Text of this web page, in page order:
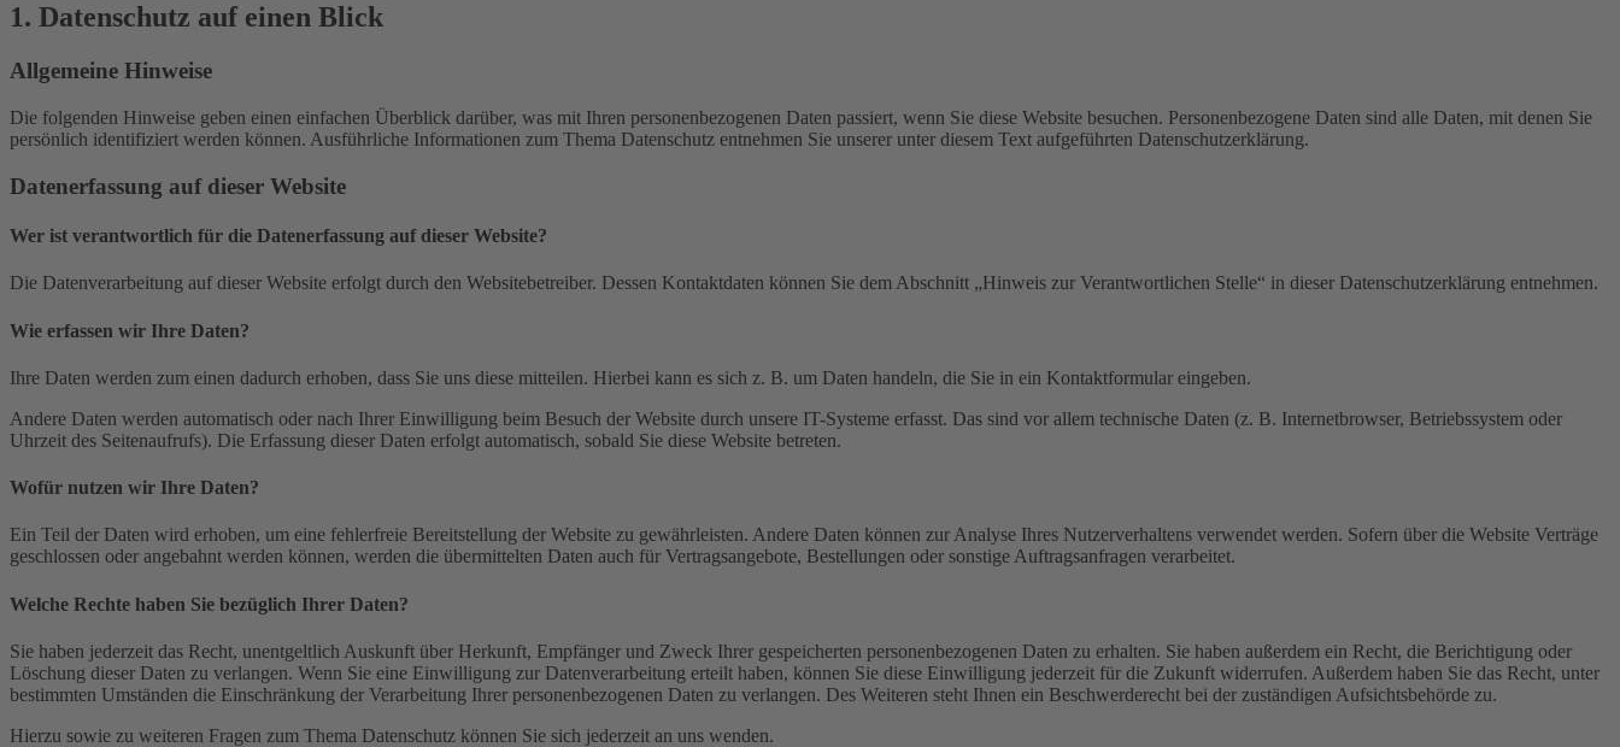
1. Datenschutz auf einen Blick
Allgemeine Hinweise
Die folgenden Hinweise geben einen einfachen Überblick darüber, was mit Ihren personenbezogenen Daten passiert, wenn Sie diese Website besuchen. Personenbezogene Daten sind alle Daten, mit denen Sie
persönlich identifiziert werden können. Ausführliche Informationen zum Thema Datenschutz entnehmen Sie unserer unter diesem Text aufgeführten Datenschutzerklärung.
Datenerfassung auf dieser Website
Wer ist verantwortlich für die Datenerfassung auf dieser Website?
Die Datenverarbeitung auf dieser Website erfolgt durch den Websitebetreiber. Dessen Kontaktdaten können Sie dem Abschnitt „Hinweis zur Verantwortlichen Stelle“ in dieser Datenschutzerklärung entnehmen.
Wie erfassen wir Ihre Daten?
Ihre Daten werden zum einen dadurch erhoben, dass Sie uns diese mitteilen. Hierbei kann es sich z. B. um Daten handeln, die Sie in ein Kontaktformular eingeben.
Andere Daten werden automatisch oder nach Ihrer Einwilligung beim Besuch der Website durch unsere IT-Systeme erfasst. Das sind vor allem technische Daten (z. B. Internetbrowser, Betriebssystem oder
Uhrzeit des Seitenaufrufs). Die Erfassung dieser Daten erfolgt automatisch, sobald Sie diese Website betreten.
Wofür nutzen wir Ihre Daten?
Ein Teil der Daten wird erhoben, um eine fehlerfreie Bereitstellung der Website zu gewährleisten. Andere Daten können zur Analyse Ihres Nutzerverhaltens verwendet werden. Sofern über die Website Verträge
geschlossen oder angebahnt werden können, werden die übermittelten Daten auch für Vertragsangebote, Bestellungen oder sonstige Auftragsanfragen verarbeitet.
Welche Rechte haben Sie bezüglich Ihrer Daten?
Sie haben jederzeit das Recht, unentgeltlich Auskunft über Herkunft, Empfänger und Zweck Ihrer gespeicherten personenbezogenen Daten zu erhalten. Sie haben außerdem ein Recht, die Berichtigung oder
Löschung dieser Daten zu verlangen. Wenn Sie eine Einwilligung zur Datenverarbeitung erteilt haben, können Sie diese Einwilligung jederzeit für die Zukunft widerrufen. Außerdem haben Sie das Recht, unter
bestimmten Umständen die Einschränkung der Verarbeitung Ihrer personenbezogenen Daten zu verlangen. Des Weiteren steht Ihnen ein Beschwerderecht bei der zuständigen Aufsichtsbehörde zu.
Hierzu sowie zu weiteren Fragen zum Thema Datenschutz können Sie sich jederzeit an uns wenden.